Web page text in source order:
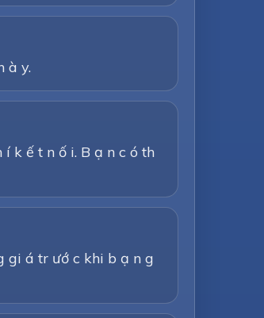
à y.
k ế t n ố i. B ạ n c ó th
gi á tr ướ c khi b ạ n g